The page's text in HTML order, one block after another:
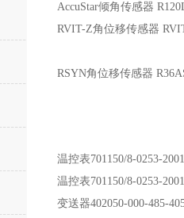
AccuStar倾角传感器
RVIT-Z角位移传感器
RSYN角位移传感器
温控表701150/8-0253-
温控表701150/8-0253-
变送器402050-000-485-